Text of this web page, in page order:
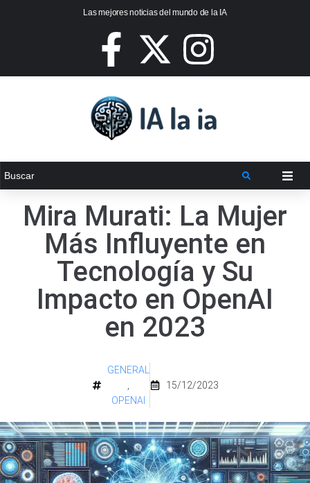
Las mejores noticias del mundo de la IA
Mira Murati: La Mujer
Más Influyente en
Tecnología y Su
Impacto en OpenAI
en 2023
GENERAL
OPENAI
15/12/2023